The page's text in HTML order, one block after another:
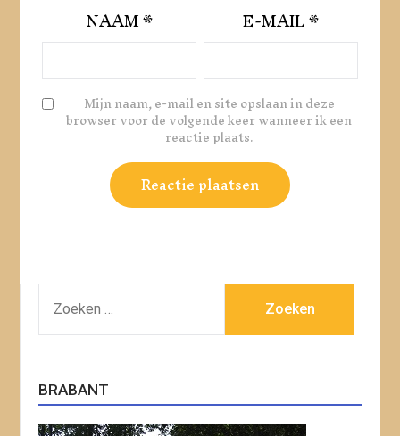
NAAM* E-MAIL*
Mijn naam, e-mail en site opslaan in deze
browser voor de volgende keer wanneer ik een
reactie plaats.
NAAR:
BRABANT